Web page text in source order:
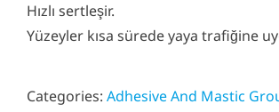
Hızlı sertleşir.
Yüzeyler kısa sürede yaya trafiğine
Categories: Adhesive And Mastic